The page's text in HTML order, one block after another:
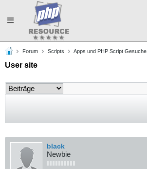
Toggle
navigation
Forum Scripts Apps und PHP Script Gesuche
User site
black
Newbie